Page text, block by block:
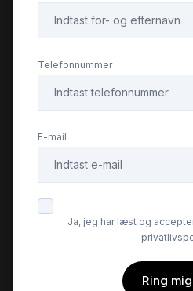
stofindtræk
sædevarme
tågelygter
Telefonnummer
E-mail
Ja, jeg har læst og
Ring